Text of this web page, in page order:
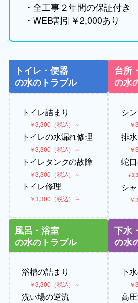
・全工事２年間の保証付き
・WEB割引￥2,000あり
トイレ・便器
の水のトラブル
トイレ詰まり
￥3,300（税込）～
トイレの水漏れ修理
￥3,300（税込）～
トイレタンクの故障
￥3,300（税込）～
トイレ修理
￥3,300（税込）～
台所
の水
シ
￥
排
￥
蛇
￥
シ
￥
風呂・浴室
の水のトラブル
浴槽の詰まり
￥3,300（税込）～
洗い場の逆流
下水
の水
下
￥
高